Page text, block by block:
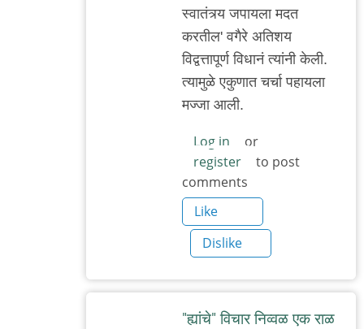
स्वातंत्र्य जपायला मदत
करतील' वगैरे अतिशय
विद्वत्तापूर्ण विधानं त्यांनी केली.
त्यामुळे एकुणात चर्चा पहायला
मज्जा आली.
Log in
or
register
to post
comments
Like
Dislike
"ह्यांचे" विचार निव्वळ एक राळ